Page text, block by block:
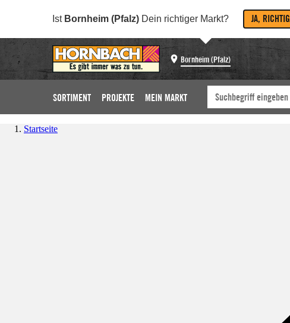
Ist Bornheim (Pfalz) Dein richtiger Markt? JA, RICHTIG
Bornheim (Pfalz)
SORTIMENT PROJEKTE MEIN MARKT
Startseite